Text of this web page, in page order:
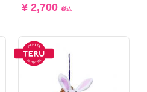
¥ 2,700 税込